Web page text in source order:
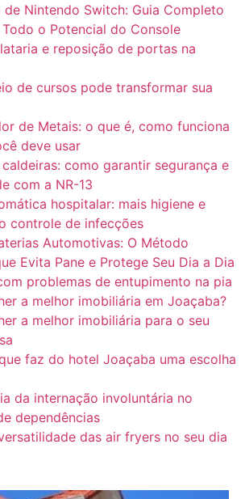
de Nintendo Switch: Guia Completo
o Potencial do Console
e reposição de portas na
de cursos pode transformar sua
de Metais: o que é, como funciona
deve usar
como garantir segurança e
com a NR-13
hospitalar: mais higiene e
controle de infecções
Automotivas: O Método
Evita Pane e Protege Seu Dia a Dia
problemas de entupimento na pia
a melhor imobiliária em Joaçaba?
a melhor imobiliária para o seu
faz do hotel Joaçaba uma escolha
da internação involuntária no
dependências
das air fryers no seu dia